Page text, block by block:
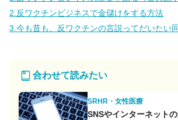
2.反ワクチンビジネスで金儲けをする方法
3.今も昔も、反ワクチンの言説ってだいたい
合わせて読みたい
SRHR・女性医療
SNSやインターネット